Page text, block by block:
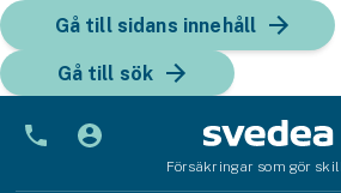
Gå till sidans innehåll
Gå till sök
Försäkringar som gör